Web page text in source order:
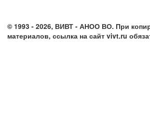
© 1993 - 2026, ВИВТ - АНОО ВО. При
материалов, ссылка на сайт vivt.ru